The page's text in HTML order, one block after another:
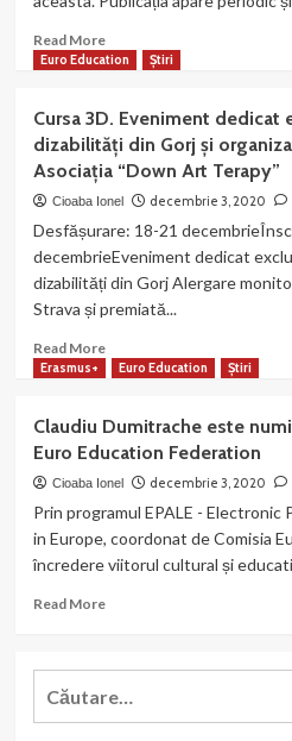
putut
accesate
al
MAGAZIN
ani
de
la
înființarea
online!
Read MoreRead
more
noastră
a
publicat
numărul
al
revistei
MAGAZIN
CRITIC
Euro Education Știri
Cursa 3D. Eveniment dedicat
dizabilități din Gorj şi
Asociaţia “Down Art Terapy”
Cioaba Ionel decembrie 3, 2020
Desfășurare: 18-21
decembrieEveniment dedicat
dizabilități din Gorj Alergare
Strava și premiată...
Read MoreRead
more
3D.
Eveniment
dedicat
exclusiv
cu
dizabilități
afiliaţii
noştri
Erasmus+ Euro Education Știri
Claudiu Dumitrache este
Euro Education Federation
Cioaba Ionel decembrie 3, 2020
Prin programul EPALE -
in Europe, coordonat de Comisia
încredere viitorul cultural și
Read MoreRead
Claudiu
Dumitrache
Caută